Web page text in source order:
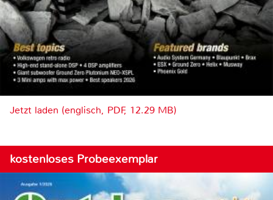
Jetzt laden (englisch, PDF, 12.29 MB)
kostenloses Probeexemplar